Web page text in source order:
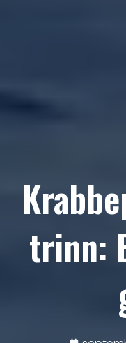
trinn: